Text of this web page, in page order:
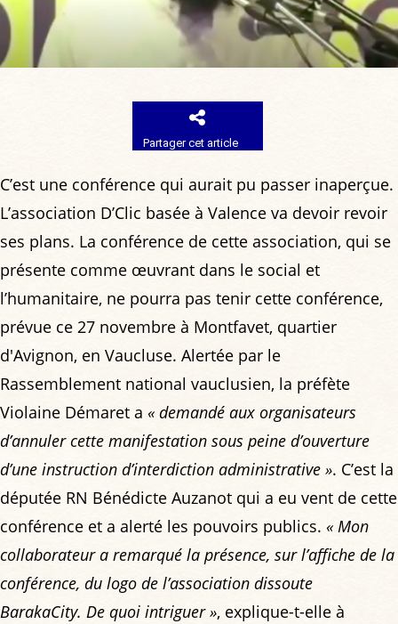
Partager cet article
C’est une conférence qui aurait pu passer inaperçue.
L’association D’Clic basée à Valence va devoir revoir
ses plans. La conférence de cette association, qui se
présente comme œuvrant dans le social et
l’humanitaire, ne pourra pas tenir cette conférence,
prévue ce 27 novembre à Montfavet, quartier
d'Avignon, en Vaucluse. Alertée par le
Rassemblement national vauclusien, la préfète
Violaine Démaret a « demandé aux organisateurs
d’annuler cette manifestation sous peine d’ouverture
d’une instruction d’interdiction administrative ». C’est la
députée RN Bénédicte Auzanot qui a eu vent de cette
conférence et a alerté les pouvoirs publics. « Mon
collaborateur a remarqué la présence, sur l’affiche de la
conférence, du logo de l’association dissoute
BarakaCity. De quoi intriguer », explique-t-elle à